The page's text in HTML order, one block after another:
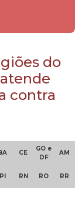
do
contra
CE
GO e
DF
AM
PI RN RO RR